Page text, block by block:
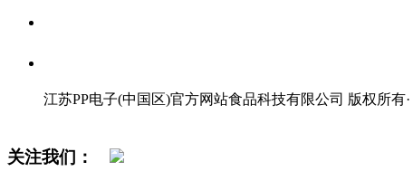
江苏PP电子(中国区)官方网站食品科技有限公司 版权所有·
关注我们：